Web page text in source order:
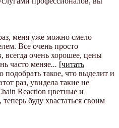
меня уже можно смело
Все очень просто
всегда очень хорошее, цены
часто меняе... [читать
подобрать такое, что выделит и
раз, увидела такие не
Reaction цветные и
буду хвастаться своим